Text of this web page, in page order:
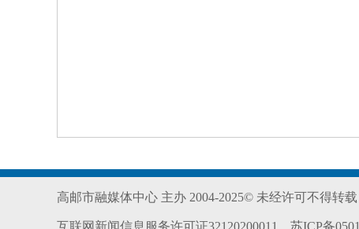
高邮市融媒体中心 主办 2004-2025© 未经许可不得转
互联网新闻信息服务许可证32120200011 苏ICP备